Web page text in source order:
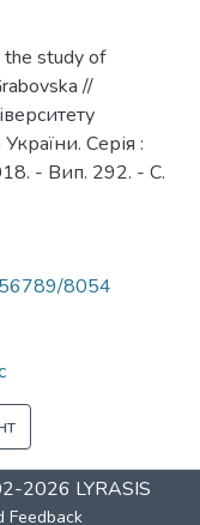
the study of
//
Серія :
- Вип. 292. - С.
8054
2026 LYRASIS
Feedback